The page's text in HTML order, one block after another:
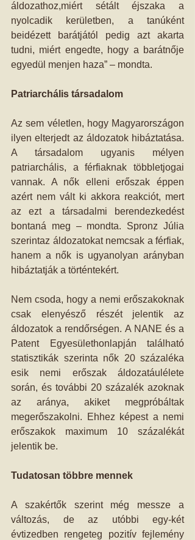
áldozathoz,miért sétált éjszaka a
nyolcadik kerületben, a tanúként
beidézett barátjától pedig azt akarta
tudni, miért engedte, hogy a barátnője
egyedül menjen haza” – mondta.
Patriarchális társadalom
Az sem véletlen, hogy Magyarországon
ilyen elterjedt az áldozatok hibáztatása.
A társadalom ugyanis mélyen
patriarchális, a férfiaknak többletjogai
vannak. A nők elleni erőszak éppen
azért nem vált ki akkora reakciót, mert
az ezt a társadalmi berendezkedést
bontaná meg – mondta. Spronz Júlia
szerintaz áldozatokat nemcsak a férfiak,
hanem a nők is ugyanolyan arányban
hibáztatják a történtekért.
Nem csoda, hogy a nemi erőszakoknak
csak elenyésző részét jelentik az
áldozatok a rendőrségen. A NANE és a
Patent Egyesülethonlapján található
statisztikák szerinta nők 20 százaléka
esik nemi erőszak áldozatáulélete
során, és további 20 százalék azoknak
az aránya, akiket megpróbáltak
megerőszakolni. Ehhez képest a nemi
erőszakok maximum 10 százalékát
jelentik be.
Tudatosan többre mennek
A szakértők szerint még messze a
változás, de az utóbbi egy-két
évtizedben rengeteg pozitív fejlemény